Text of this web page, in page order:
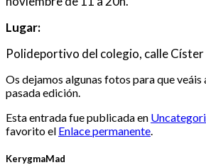
Lugar:
Polideportivo del colegio, calle Císter
Os dejamos algunas fotos para que veáis
pasada edición.
Esta entrada fue publicada en
favorito el Enlace permanente.
KerygmaMad